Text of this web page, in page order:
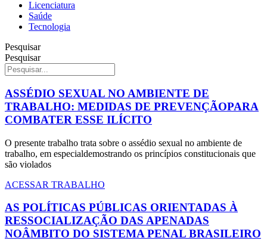
Licenciatura
Saúde
Tecnologia
Pesquisar
Pesquisar
ASSÉDIO SEXUAL NO AMBIENTE DE
TRABALHO: MEDIDAS DE PREVENÇÃOPARA
COMBATER ESSE ILÍCITO
O presente trabalho trata sobre o assédio sexual no ambiente de
trabalho, em especialdemostrando os princípios constitucionais que
são violados
ACESSAR TRABALHO
AS POLÍTICAS PÚBLICAS ORIENTADAS À
RESSOCIALIZAÇÃO DAS APENADAS
NOÂMBITO DO SISTEMA PENAL BRASILEIRO